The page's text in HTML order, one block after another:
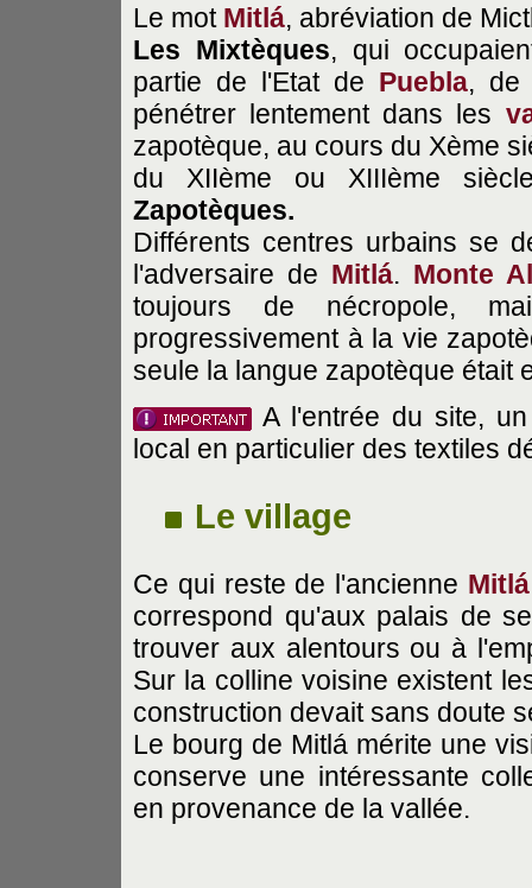
Le mot Mitlá, abréviation de
Les Mixtèques, qui
partie de l'Etat de Puebla,
pénétrer lentement dans les
zapotèque, au cours du Xème
du XIIème ou XIIIème
Zapotèques.
Différents centres urbains se
l'adversaire de Mitlá. Monte
toujours de nécropole,
progressivement à la vie
seule la langue zapotèque était
A l'entrée du site,
local en particulier des textiles
Le village
Ce qui reste de l'ancienne Mitlá
correspond qu'aux palais de
trouver aux alentours ou à
Sur la colline voisine existent
construction devait sans doute
Le bourg de Mitlá mérite une
conserve une intéressante
en provenance de la vallée.